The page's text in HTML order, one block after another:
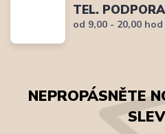
TEL. PODPORA
od 9,00 - 20,00 hod
NEPROPÁSNĚTE